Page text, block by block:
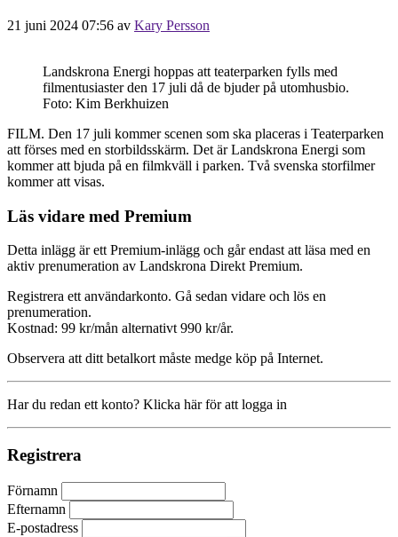
21 juni 2024 07:56 av Kary Persson
Landskrona Energi hoppas att teaterparken fylls med
filmentusiaster den 17 juli då de bjuder på utomhusbio.
Foto: Kim Berkhuizen
FILM. Den 17 juli kommer scenen som ska placeras i Teaterparken
att förses med en storbildsskärm. Det är Landskrona Energi som
kommer att bjuda på en filmkväll i parken. Två svenska storfilmer
kommer att visas.
Läs vidare med Premium
Detta inlägg är ett Premium-inlägg och går endast att läsa med en
aktiv prenumeration av Landskrona Direkt Premium.
Registrera ett användarkonto. Gå sedan vidare och lös en
prenumeration.
Kostnad: 99 kr/mån alternativt 990 kr/år.
Observera att ditt betalkort måste medge köp på Internet.
Har du redan ett konto? Klicka här för att logga in
Registrera
Förnamn
Efternamn
E-postadress